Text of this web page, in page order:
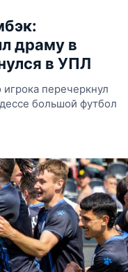
драму в
в УПЛ
перечеркнул
большой футбол